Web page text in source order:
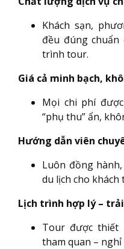
Khách sạn,
đều đúng
trình tour.
Giá cả minh bạch,
Mọi chi phí
“phụ thu” ẩn,
Hướng dẫn viên
Luôn đồng
du lịch cho
Lịch trình hợp lý –
Tour được thiết
tham quan –